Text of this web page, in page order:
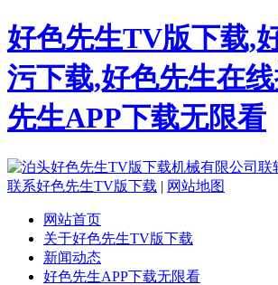
好色先生TV版下载,
污下载,好色先生在
先生APP下载无限看
联系好色先生TV版下载 | 网站地图
网站首页
关于好色先生TV版下载
新闻动态
好色先生APP下载无限看